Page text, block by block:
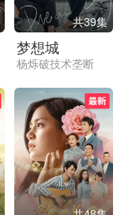
共39集
梦想城
杨烁破技术垄断